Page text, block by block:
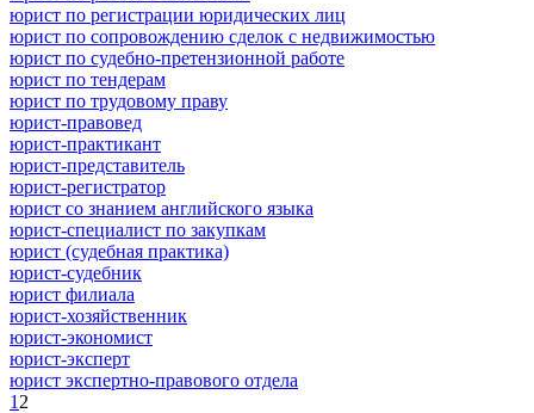
юрист по регистрации юридических лиц
юрист по сопровождению сделок с недвижимостью
юрист по судебно-претензионной работе
юрист по тендерам
юрист по трудовому праву
юрист-правовед
юрист-практикант
юрист-представитель
юрист-регистратор
юрист со знанием английского языка
юрист-специалист по закупкам
юрист (судебная практика)
юрист-судебник
юрист филиала
юрист-хозяйственник
юрист-экономист
юрист-эксперт
юрист экспертно-правового отдела
1 2